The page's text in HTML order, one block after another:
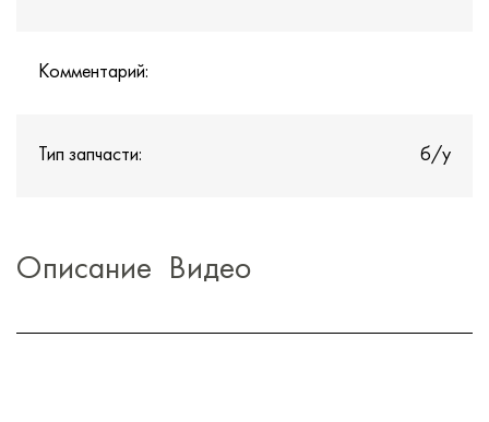
Комментарий:
Тип запчасти: б/у
Описание Видео